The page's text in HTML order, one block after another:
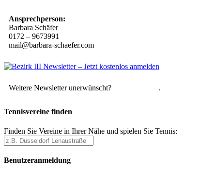
Ansprechperson:
Barbara Schäfer
0172 – 9673991
mail@barbara-schaefer.com
Weitere Newsletter unerwünscht? .
Tennisvereine finden
Finden Sie Vereine in Ihrer Nähe und spielen Sie Tennis:
Benutzeranmeldung